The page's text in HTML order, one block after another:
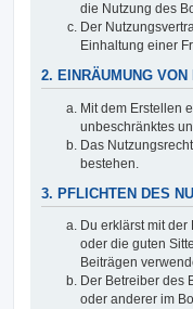
die Nutzung des
Der
Einhaltung einer
2. EINRÄUMUNG VON
Mit dem Erstellen
unbeschränktes
Das
bestehen.
3. PFLICHTEN DES
Du erklärst mit
oder die guten
Beiträgen
Der Betreiber des
oder anderer im